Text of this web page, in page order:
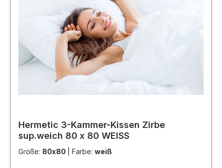
Hermetic 3-Kammer-Kissen Zirbe
sup.weich 80 x 80 WEISS
Größe: 80x80 Farbe: weiß